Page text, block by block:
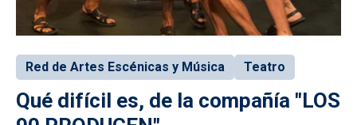
Red de Artes Escénicas y Música Teatro
Qué difícil es, de la compañía "LOS